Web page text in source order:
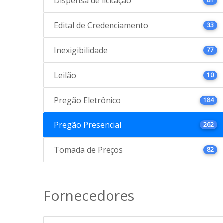
Edital de Credenciamento 33
Inexigibilidade 77
Leilão 10
Pregão Eletrônico 184
Pregão Presencial 262
Tomada de Preços 82
Fornecedores